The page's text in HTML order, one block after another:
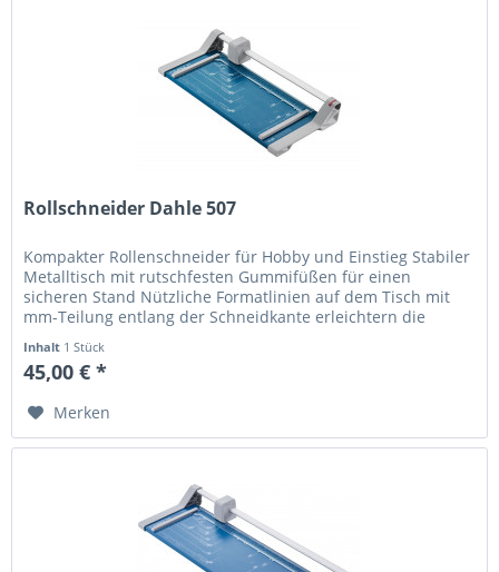
Rollschneider Dahle 507
Kompakter Rollenschneider für Hobby und Einstieg Stabiler
Metalltisch mit rutschfesten Gummifüßen für einen
sicheren Stand Nützliche Formatlinien auf dem Tisch mit
mm-Teilung entlang der Schneidkante erleichtern die
Inhalt 1 Stück
45,00 € *
Merken